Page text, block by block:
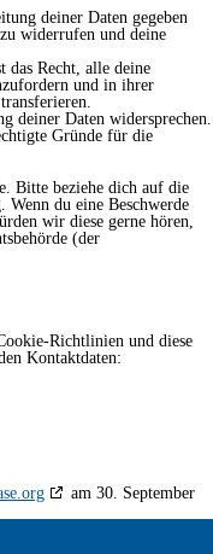
deiner Daten gegeben
widerrufen und deine
das Recht, alle deine
und in ihrer
deiner Daten widersprechen.
Gründe für die
Bitte beziehe dich auf die
du eine Beschwerde
wir diese gerne hören,
(der
Richtlinien und diese
Kontaktdaten:
am 30. September